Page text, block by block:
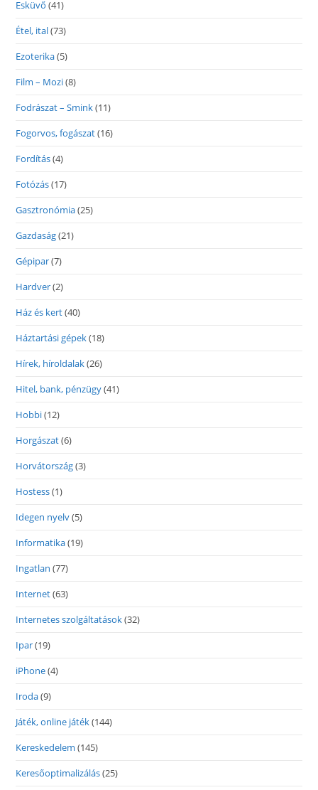
Esküvő (41)
Étel, ital(73)
Ezoterika(5)
Film – Mozi(8)
Fodrászat – Smink(11)
Fogorvos, fogászat(16)
Fordítás(4)
Fotózás(17)
Gasztronómia(25)
Gazdaság(21)
Gépipar(7)
Hardver(2)
Ház és kert(40)
Háztartási gépek(18)
Hírek, híroldalak(26)
Hitel, bank, pénzügy(41)
Hobbi(12)
Horgászat(6)
Horvátország(3)
Hostess(1)
Idegen nyelv(5)
Informatika(19)
Ingatlan (77)
Internet(63)
Internetes szolgáltatások(32)
Ipar(19)
iPhone(4)
Iroda(9)
Játék, online játék(144)
Kereskedelem (145)
Keresőoptimalizálás(25)